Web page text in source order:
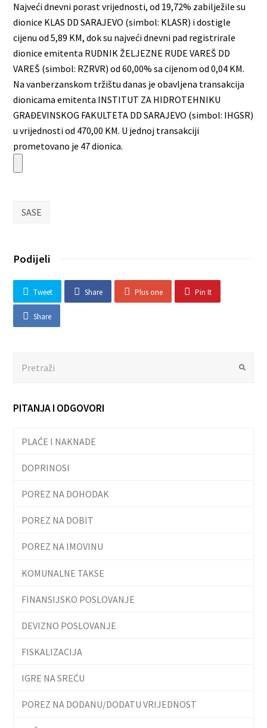
Najveći dnevni porast vrijednosti, od 19,72% zabilježile su
dionice KLAS DD SARAJEVO (simbol: KLASR) i dostigle
cijenu od 5,89 KM, dok su najveći dnevni pad registrirale
dionice emitenta RUDNIK ŽELJEZNE RUDE VAREŠ DD
VAREŠ (simbol: RZRVR) od 60,00% sa cijenom od 0,04 KM.
Na vanberzanskom tržištu danas je obavljena transakcija
dionicama emitenta INSTITUT ZA HIDROTEHNIKU
GRAĐEVINSKOG FAKULTETA DD SARAJEVO (simbol: IHGSR)
u vrijednosti od 470,00 KM. U jednoj transakciji
prometovano je 47 dionica.
SASE
Podijeli
Tweet Share Plus one Pin It
Share
Submit
PITANJA I ODGOVORI
PLAĆE I NAKNADE
DOPRINOSI
POREZ NA DOHODAK
POREZ NA DOBIT
POREZ NA IMOVINU
KOMUNALNE TAKSE
FINANSIJSKO POSLOVANJE
DEVIZNO POSLOVANJE
FISKALIZACIJA
IGRE NA SREĆU
POREZ NA DODANU/DODATU VRIJEDNOST